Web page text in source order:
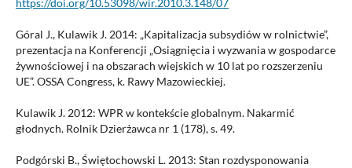
https://doi.org/10.53098/wir.2010.3.148/07
Góral J., Kulawik J. 2014: „Kapitalizacja subsydiów w rolnictwie”,
prezentacja na Konferencji „Osiągnięcia i wyzwania w gospodarce
żywnościowej i na obszarach wiejskich w 10 lat po rozszerzeniu
UE”. OSSA Congress, k. Rawy Mazowieckiej.
Kulawik J. 2012: WPR w kontekście globalnym. Nakarmić
głodnych. Rolnik Dzierżawca nr 1 (178), s. 49.
Podgórski B., Świętochowski L. 2013: Stan rozdysponowania